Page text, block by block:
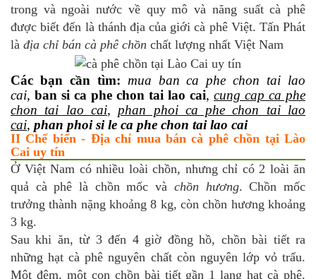
trong và ngoài nước về quy mô và năng suất cà phê
được biết đến là thánh địa của giới cà phê Việt. Tấn Phát
là địa chỉ bán cà phê chồn chất lượng nhất Việt Nam
Các bạn cần tìm: mua ban ca phe chon tai lao
cai, ban si ca phe chon tai lao cai, cung cap ca phe
chon tai lao cai, phan phoi ca phe chon tai lao
cai, phan phoi si le ca phe chon tai lao cai
II Chế biến - Địa chỉ mua bán cà phê chồn tại Lào
Cai uy tín
Ở Việt Nam có nhiều loài chồn, nhưng chỉ có 2 loài ăn
quả cà phê là chồn mốc và chồn hương. Chồn mốc
trưởng thành nặng khoảng 8 kg, còn chồn hương khoảng
3 kg.
Sau khi ăn, từ 3 đến 4 giờ đồng hồ, chồn bài tiết ra
những hạt cà phê nguyên chất còn nguyên lớp vỏ trấu.
Một đêm, một con chồn bài tiết gần 1 lạng hạt cà phê.